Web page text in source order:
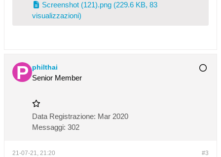
Screenshot (121).png (229.6 KB, 83
visualizzazioni)
philthai
Senior Member
Data Registrazione: Mar 2020
Messaggi: 302
#3
21-07-21, 21:20